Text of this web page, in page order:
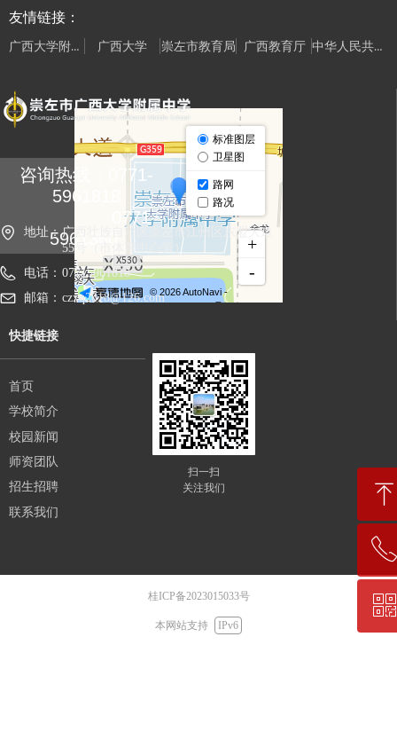
友情链接：
广西大学附属中学（南宁校区）
广西大学 崇左市教育局 广西教育厅 中华人民共和国教育部
咨询热线：0771-
5961818
0771-
5961360
地址：广西壮族自治区崇左市江州区东盟大道
55号（市体育中心旁）
电话： 07715961818
邮箱： czxq2018@126.com
快捷链接
首页
学校简介
校园新闻
师资团队
招生招聘
联系我们
扫一扫
关注我们
桂ICP备2023015033号
本网站支持 IPv6
回到顶部
ꂅ
07715961818
ꀥ